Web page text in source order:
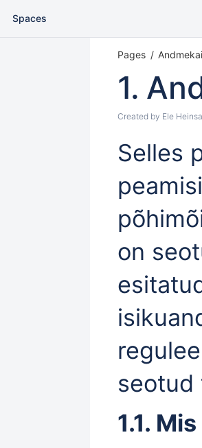
Spaces
Pages
1.
Created by Ele
Selles
on
seotud
1.1.